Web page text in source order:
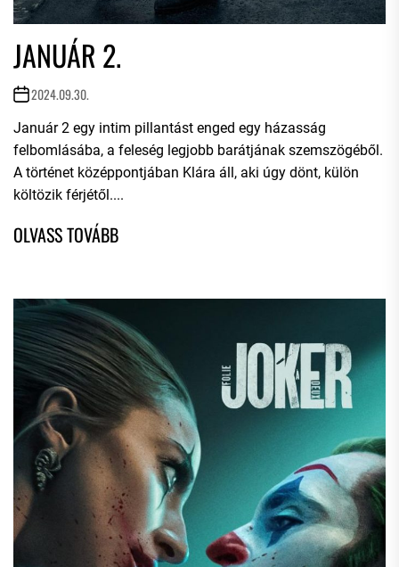
JANUÁR 2.
2024.09.30.
Január 2 egy intim pillantást enged egy házasság
felbomlásába, a feleség legjobb barátjának szemszögéből.
A történet középpontjában Klára áll, aki úgy dönt, külön
költözik férjétől....